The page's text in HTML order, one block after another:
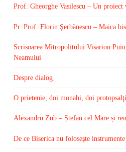
Prof. Gheorghe Vasilescu – Un proiect
Pr. Prof. Florin Şerbănescu – Maica
Scrisoarea Mitropolitului Visarion
Neamului
Despre dialog
O prietenie, doi monahi, doi protopsalţi
Alexandru Zub – Ștefan cel Mare și
De ce Biserica nu foloseşte